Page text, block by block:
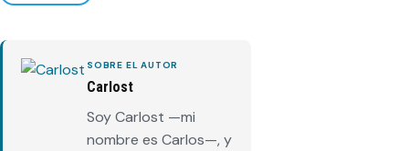
SOBRE EL AUTOR
Carlost
Soy Carlost —mi
nombre es Carlos—, y